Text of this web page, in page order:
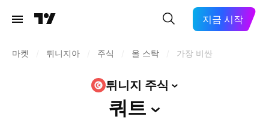
지금 시작
마켓 튀니지아 주식 올 스탁 가장 비싼
튀니지 주식
쿼트